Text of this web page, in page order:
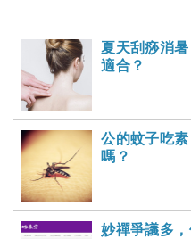
夏天刮痧消
適合？
公的蚊子吃
嗎？
妙禪爭議多